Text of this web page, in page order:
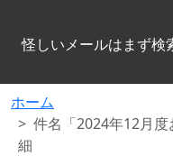
怪しいメールはまず検
ホーム
件名「2024年12月
細